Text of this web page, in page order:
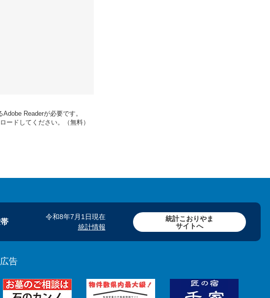
Readerが必要です。
ードしてください。（無料）
令和8年7月1日現在
統計情報
統計こおりやま
サイトへ
告